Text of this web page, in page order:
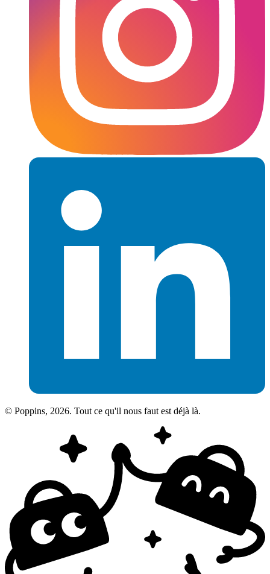
© Poppins, 2026. Tout ce qu'il nous faut est déjà là.